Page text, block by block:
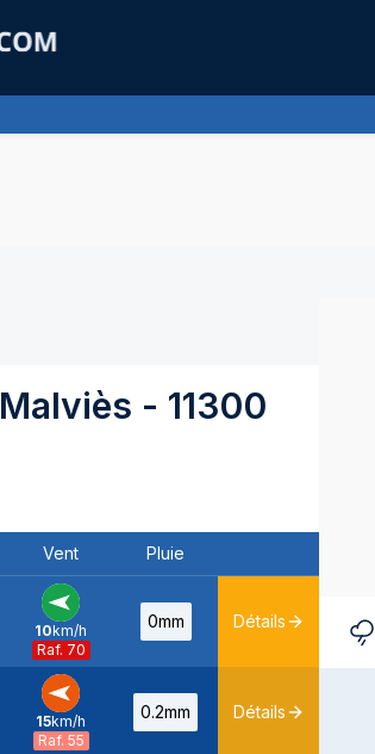
Malviès - 11300
Vent Pluie
E -
10km/h
Raf. 70
0mm Détails
E -
15km/h
Raf. 55
0.2mm Détails